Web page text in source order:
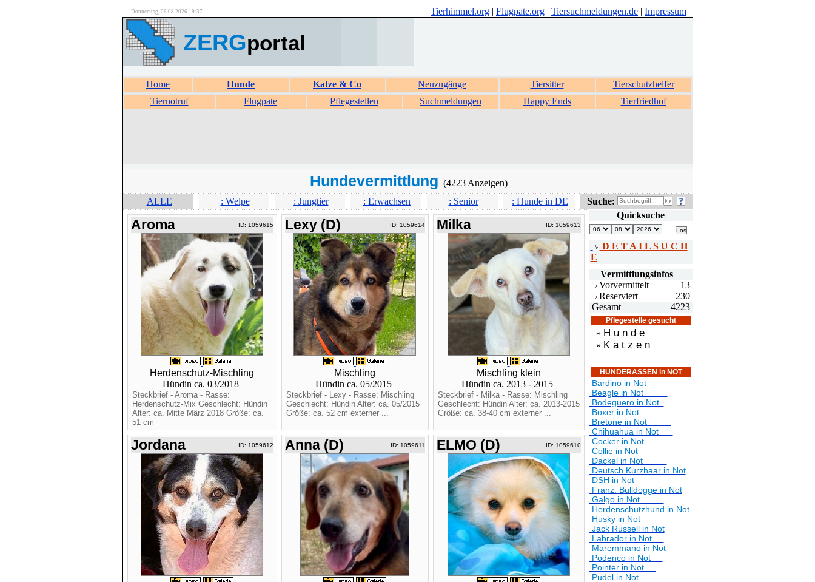
Donnerstag, 06.08.2026 19:37 Tierhimmel.org | Flugpate.org | Tiersuchmeldungen.de | Impressum
ZERGportal
Home Hunde Katze & Co Neuzugänge Tiersitter
Tierschutzhelfer
Tiernotruf
Flugpate Pflegestellen Suchmeldungen Happy Ends Tierfriedhof
Hundevermittlung (4223 Anzeigen)
ALLE
: Welpe : Jungtier : Erwachsen : Senior : Hunde in DE Suche:
Aroma ID: 1059615
Herdenschutz-Mischling
Hündin ca. 03/2018
Steckbrief - Aroma - Rasse:
Herdenschutz-Mix Geschlecht: Hündin
Alter: ca. Mitte März 2018 Größe: ca.
51 cm
Lexy (D) ID: 1059614
Mischling
Hündin ca. 05/2015
Steckbrief - Lexy - Rasse: Mischling
Geschlecht: Hündin Alter: ca. 05/2015
Größe: ca. 52 cm externer ...
Milka ID: 1059613
Mischling klein
Hündin ca. 2013 - 2015
Steckbrief - Milka - Rasse: Mischling
Geschlecht: Hündin Alter: ca. 2013-2015
Größe: ca. 38-40 cm externer ...
Jordana ID: 1059612 Anna (D) ID: 1059611 ELMO (D) ID: 1059610
Quicksuche
D E T A I L S U C H
E
Vermittlungsinfos
Vorvermittelt
13
Reserviert
230
Gesamt
4223
Pflegestelle gesucht
» H u n d e
» K a t z e n
HUNDERASSEN in NOT
Bardino in Not
Beagle in Not
Bodeguero in Not
Boxer in Not
Bretone in Not
Chihuahua in Not
Cocker in Not
Collie in Not
Dackel in Not
Deutsch Kurzhaar in Not
DSH in Not
Franz. Bulldogge in Not
Galgo in Not
Herdenschutzhund in Not
Husky in Not
Jack Russell in Not
Labrador in Not
Maremmano in Not
Podenco in Not
Pointer in Not
Pudel in Not